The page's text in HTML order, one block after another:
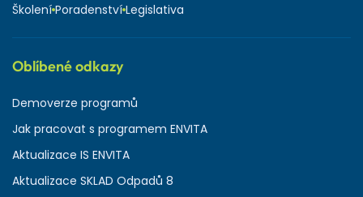
Školení Poradenství Legislativa
Oblíbené odkazy
Demoverze programů
Jak pracovat s programem ENVITA
Aktualizace IS ENVITA
Aktualizace SKLAD Odpadů 8